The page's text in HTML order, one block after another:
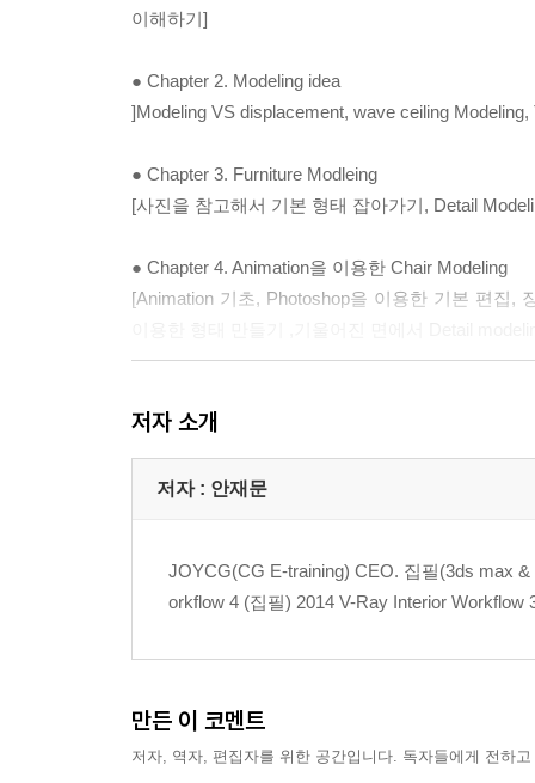
이해하기]
● Chapter 2. Modeling idea
]Modeling VS displacement, wave ceiling
● Chapter 3. Furniture Modleing
[사진을 참고해서 기본 형태 잡아가기, Detail
● Chapter 4. Animation을 이용한 Chair Modeling
[Animation 기초, Photoshop을 이용한 기본 편집,
[Grass Modeling & MultiScatter로 Grass 배치하기
● Chapter 6 . Shell House
● Chapter 7. UI House
[평면이미지와 사진을 이용한 기본 Modeling, 디
● Chapter 8. FineFix X100 (Modeling tip)
[기본 형태잡기, 사진을 이용한 곡면 Modeling,
저자 소개
저자 : 안재문
JOYCG(CG E-training) CEO. 집필(3ds max
orkflow 4 (집필) 2014 V-Ray Interior
만든 이 코멘트
저자, 역자, 편집자를 위한 공간입니다. 독자들에게 전하